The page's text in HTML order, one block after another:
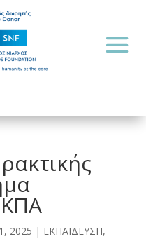
2025 | ΕΚΠΑΙΔΕΥΣΗ,